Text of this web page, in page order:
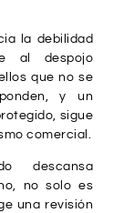
la debilidad
al despojo
que no se
y un
sigue
comercial.
descansa
no solo es
una revisión